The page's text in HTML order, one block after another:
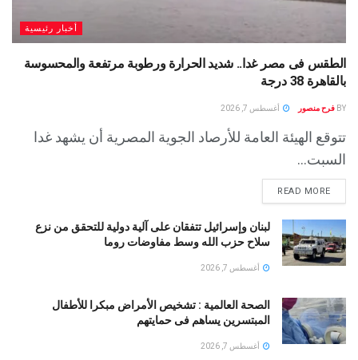
أخبار رئيسية
الطقس فى مصر غدا.. شديد الحرارة ورطوبة مرتفعة والمحسوسة
بالقاهرة 38 درجة
BY فرح منصور أغسطس 7, 2026
تتوقع الهيئة العامة للأرصاد الجوية المصرية أن يشهد غدا
السبت...
READ MORE
لبنان وإسرائيل تتفقان على آلية دولية للتحقق من نزع
سلاح حزب الله وسط مفاوضات روما
أغسطس 7, 2026
الصحة العالمية : تشخيص الأمراض مبكرا للأطفال
المبتسرين يساهم فى حمايتهم
أغسطس 7, 2026